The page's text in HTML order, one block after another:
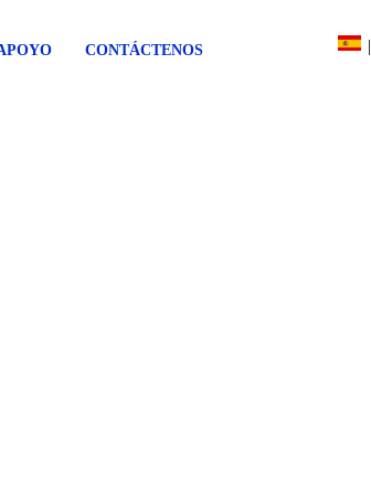
CONTÁCTENOS |